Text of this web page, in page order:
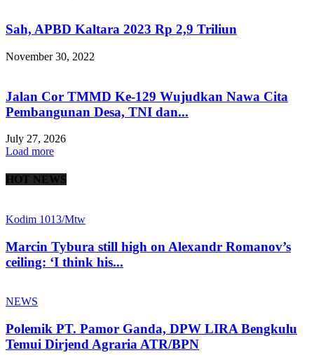
Sah, APBD Kaltara 2023 Rp 2,9 Triliun
November 30, 2022
Jalan Cor TMMD Ke-129 Wujudkan Nawa Cita
Pembangunan Desa, TNI dan...
July 27, 2026
Load more
HOT NEWS
Kodim 1013/Mtw
Marcin Tybura still high on Alexandr Romanov’s
ceiling: ‘I think his...
NEWS
Polemik PT. Pamor Ganda, DPW LIRA Bengkulu
Temui Dirjend Agraria ATR/BPN